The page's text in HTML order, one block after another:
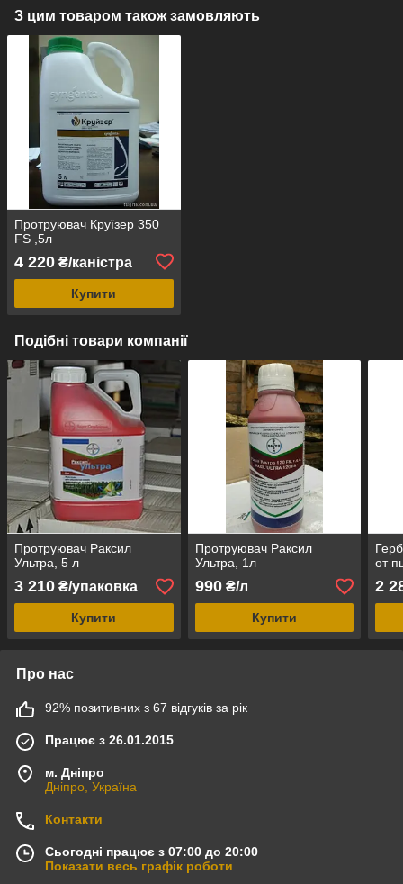
З цим товаром також замовляють
Протруювач Круїзер 350
FS ,5л
4 220 ₴/каністра
Купити
Подібні товари компанії
Протруювач Раксил
Ультра, 5 л
3 210 ₴/упаковка
Купити
Протруювач Раксил
Ультра, 1л
990₴/л
Купити
от
2
Про нас
92% позитивних з 67 відгуків за рік
Працює з 26.01.2015
м. Дніпро
Дніпро, Україна
Контакти
Сьогодні працює з 07:00 до 20:00
Показати весь графік роботи